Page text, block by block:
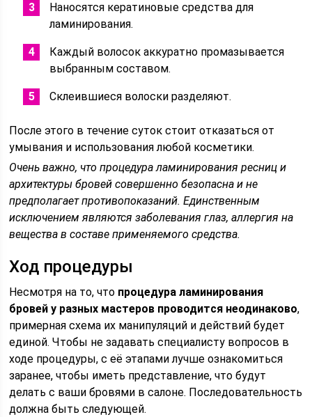
Наносятся кератиновые средства для
ламинирования.
Каждый волосок аккуратно промазывается
выбранным составом.
Склеившиеся волоски разделяют.
После этого в течение суток стоит отказаться от
умывания и использования любой косметики.
Очень важно, что процедура ламинирования ресниц и
архитектуры бровей совершенно безопасна и не
предполагает противопоказаний. Единственным
исключением являются заболевания глаз, аллергия на
вещества в составе применяемого средства.
Ход процедуры
Несмотря на то, что процедура ламинирования
бровей у разных мастеров проводится неодинаково,
примерная схема их манипуляций и действий будет
единой. Чтобы не задавать специалисту вопросов в
ходе процедуры, с её этапами лучше ознакомиться
заранее, чтобы иметь представление, что будут
делать с ваши бровями в салоне. Последовательность
должна быть следующей.